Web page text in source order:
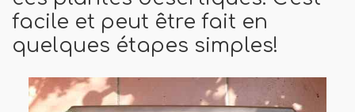
facile et peut être fait en
quelques étapes simples!